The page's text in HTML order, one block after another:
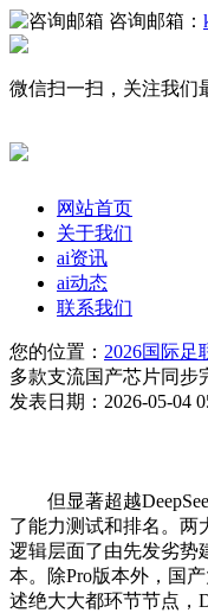
咨询邮箱：
微信扫一扫，关注我们
网站首页
关于我们
ai资讯
ai动态
联系我们
您的位置： 2026国际足
多款支流国产芯片同步
发表日期：2026-05-
但显著超越
了能力测试和排名。两
逻辑层面了由先发劣势
本。除Pro版本外，国
述绝大大都环节节点，